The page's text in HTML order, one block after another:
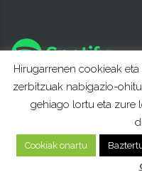
Hirugarrenen cookieak
zerbitzuak nabigazio-
gehiago lortu eta zure
Cookiak onartu